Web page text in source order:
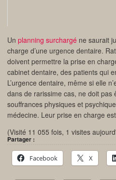
Un planning surchargé ne saurait
charge d’une urgence dentaire.
doivent permettre la prise en
cabinet dentaire, des patients qui
L’urgence dentaire, même si elle
dans de rarissime cas, ne doit pas
souffrances physiques et
médecine. Leur prise en charge
(Visité 11 055 fois, 1 visites
Partager :
Facebook X